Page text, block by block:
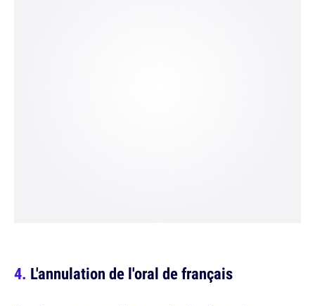
L'annulation de l'oral de français